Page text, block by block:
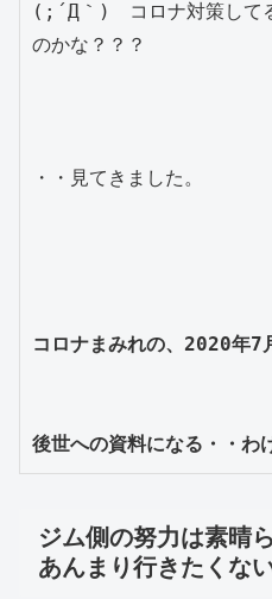
(;´Д｀)　コロナ対策して
のかな？？？
・・見てきました。
コロナまみれの、2020年7
後世への資料になる・・わ
ジム側の努力は素晴
あんまり行きたくない